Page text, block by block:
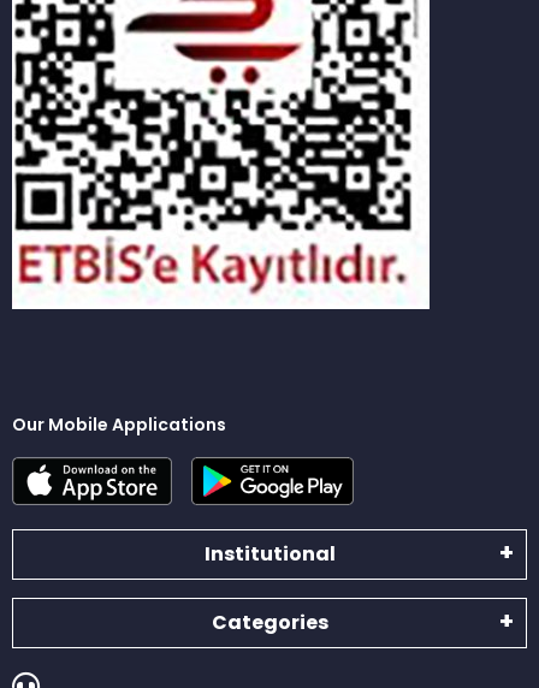
Our Mobile Applications
Institutional
Categories